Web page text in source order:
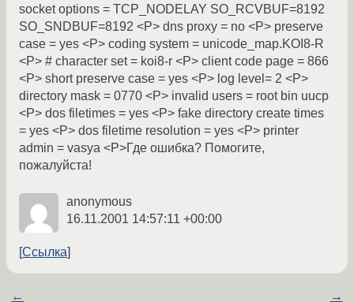
socket options = TCP_NODELAY SO_RCVBUF=8192
SO_SNDBUF=8192 <P> dns proxy = no <P> preserve
case = yes <P> coding system = unicode_map.KOI8-R
<P> # character set = koi8-r <P> client code page = 866
<P> short preserve case = yes <P> log level= 2 <P>
directory mask = 0770 <P> invalid users = root bin uucp
<P> dos filetimes = yes <P> fake directory create times
= yes <P> dos filetime resolution = yes <P> printer
admin = vasya <P>Где ошибка? Помогите,
пожалуйста!
anonymous
16.11.2001 14:57:11 +00:00
Ссылка
← →